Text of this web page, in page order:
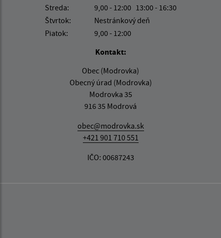
Streda:
9,00 - 12:00 13:00 - 16:30
Štvrtok:
Nestránkový deň
Piatok:
9,00 - 12:00
Kontakt:
Obec (Modrovka)
Obecný úrad (Modrovka)
Modrovka 35
916 35 Modrová
obec@modrovka.sk
+421 901 710 551
IČO: 00687243